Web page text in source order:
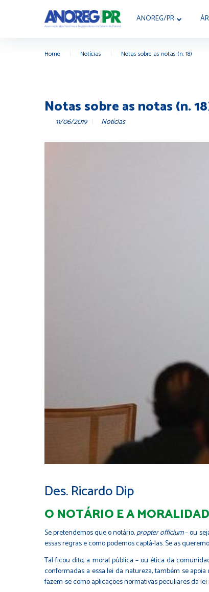
ANOREG/PR
Home Notícias Notas sobre as notas (n. 18)
Notas sobre as notas (n.
11/06/2019 Notícias
Des. Ricardo Dip
O NOTÁRIO E A
Se pretendemos que o notário,propter officium– ou
essas regras e como podemos captá-las. Se as
Tal ficou dito, a moral pública – ou ética da
conformadas a essa lei da natureza, também se
fazem-se como aplicações normativas peculiares da